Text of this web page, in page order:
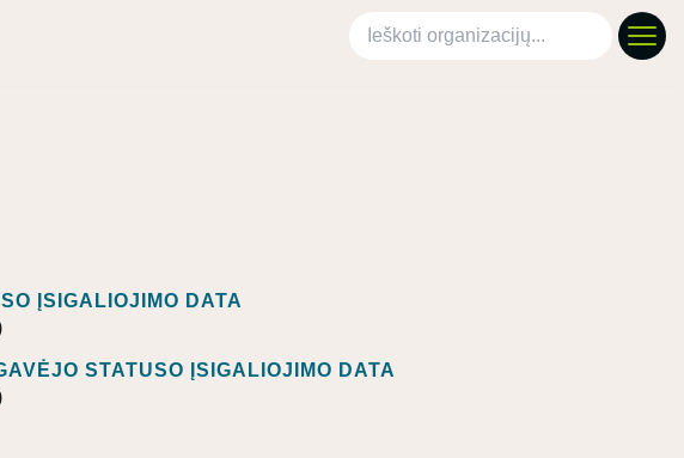
Ieškoti organizacijų
ĮSIGALIOJIMO DATA
STATUSO ĮSIGALIOJIMO DATA